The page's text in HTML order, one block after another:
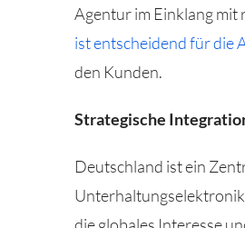
Agentur im Einklang
ist entscheidend für die
den Kunden.
Strategische
Deutschland ist ein